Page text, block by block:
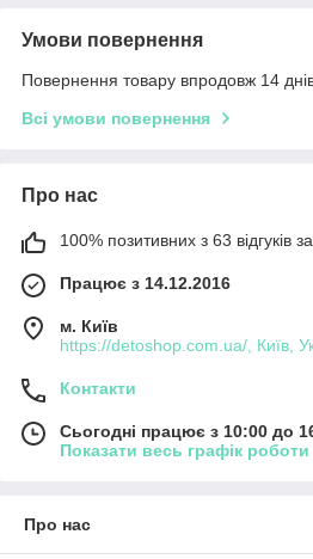
Умови повернення
Повернення товару впродовж 14
Всі умови повернення
Про нас
100% позитивних з 63 відгуків за
Працює з 14.12.2016
м. Київ
https://detoshop.com.ua/, Київ,
Контакти
Сьогодні працює з 10:00 до
Показати весь графік роботи
Про нас